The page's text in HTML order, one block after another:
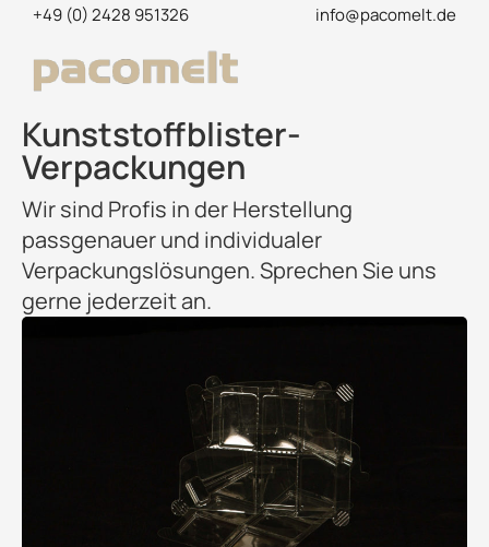
+49 (0) 2428 951326 info@pacomelt.de
Kunststoffblister-
Verpackungen
Wir sind Profis in der Herstellung
passgenauer und individualer
Verpackungslösungen. Sprechen Sie uns
gerne jederzeit an.